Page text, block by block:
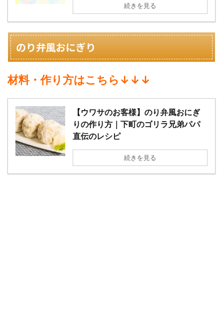
続きを見る
のり弁風おにぎり
材料・作り方はこちら↓↓↓
【ウワサのお客様】のり弁風おにぎ
りの作り方｜下町のゴリラ兄弟パパ
直伝のレシピ
続きを見る